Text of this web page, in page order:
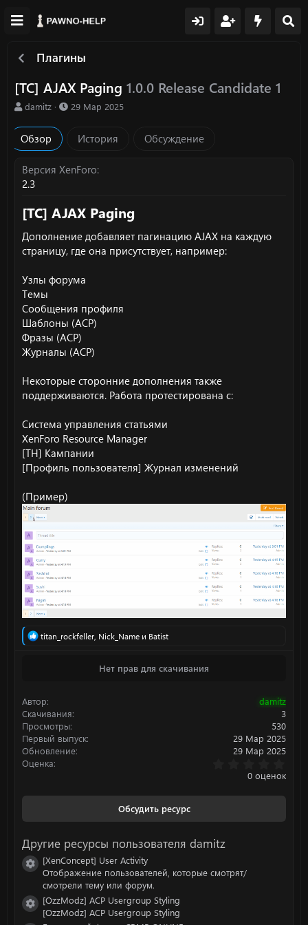
Плагины
[TC] AJAX Paging 1.0.0 Release Candidate 1
А
т
о
damitz
Д
о
н
я
29 Мар 2025
Обзор История Обсуждение
Версия XenForo
2.3
[TC] AJAX Paging​
Дополнение добавляет пагинацию AJAX на каждую
страницу, где она присутствует, например:
Узлы форума
Темы
Сообщения профиля
Шаблоны (ACP)
Фразы (ACP)
Журналы (ACP)
Некоторые сторонние дополнения также
поддерживаются. Работа протестирована с:
Система управления статьями
XenForo Resource Manager
[TH] Кампании
[Профиль пользователя] Журнал изменений
(Пример)
Р
и
:
titan_rockfeller, Nick_Name и Batist
Нет прав для скачивания
Автор
damitz
Скачивания
3
Просмотры
530
Первый выпуск
29 Мар 2025
Обновление
29 Мар 2025
Оценка
.
0
0 оценок
Обсудить ресурс
Другие ресурсы пользователя damitz
Иконка ресурса
[XenConcept] User Activity
Отображение пользователей, которые смотрят/
смотрели тему или форум.
Иконка ресурса
[OzzModz] ACP Usergroup Styling
[OzzModz] ACP Usergroup Styling